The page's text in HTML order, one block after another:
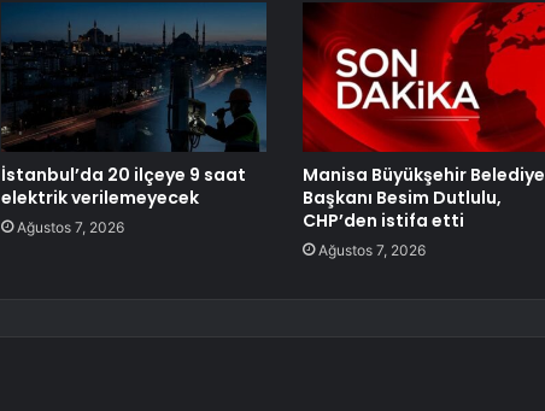
İstanbul’da 20 ilçeye 9 saat
elektrik verilemeyecek
Ağustos 7, 2026
Manisa Büyükşehir Belediye
Başkanı Besim Dutlulu,
CHP’den istifa etti
Ağustos 7, 2026